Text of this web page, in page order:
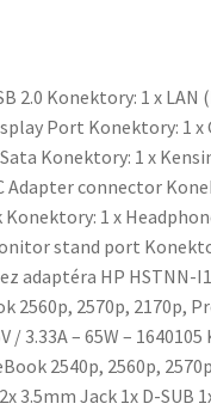
2.0 Konektory: 1 x LAN
Port Konektory: 1 x
Konektory: 1 x
Adapter connector
1 x
stand port
adaptéra HP HSTNN-
2560p, 2570p, 2170p,
/ 3.33A – 65W –
2540p, 2560p, 2570p
3.5mm Jack 1x D-SUB